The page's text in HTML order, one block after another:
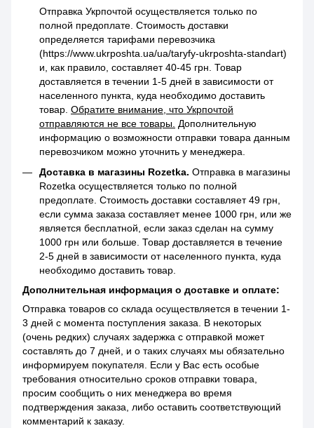
Отправка Укрпочтой осуществляется только по
полной предоплате. Стоимость доставки
определяется тарифами перевозчика
(https://www.ukrposhta.ua/ua/taryfy-ukrposhta-standart)
и, как правило, составляет 40-45 грн. Товар
доставляется в течении 1-5 дней в зависимости от
населенного пункта, куда необходимо доставить
товар. Обратите внимание, что Укрпочтой
отправляются не все товары. Дополнительную
информацию о возможности отправки товара данным
перевозчиком можно уточнить у менеджера.
Доставка в магазины Rozetka. Отправка в магазины
Rozetka осуществляется только по полной
предоплате. Стоимость доставки составляет 49 грн,
если сумма заказа составляет менее 1000 грн, или же
является бесплатной, если заказ сделан на сумму
1000 грн или больше. Товар доставляется в течение
2-5 дней в зависимости от населенного пункта, куда
необходимо доставить товар.
Дополнительная информация о доставке и оплате:
Отправка товаров со склада осуществляется в течении 1-
3 дней с момента поступления заказа. В некоторых
(очень редких) случаях задержка с отправкой может
составлять до 7 дней, и о таких случаях мы обязательно
информируем покупателя. Если у Вас есть особые
требования относительно сроков отправки товара,
просим сообщить о них менеджера во время
подтверждения заказа, либо оставить соответствующий
комментарий к заказу.